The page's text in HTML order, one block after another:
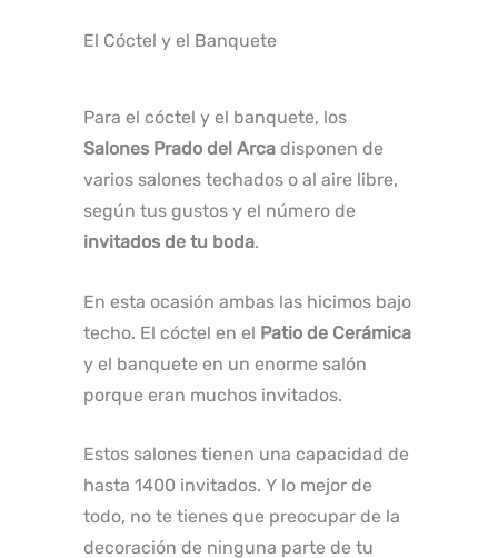
El Cóctel y el Banquete
Para el cóctel y el banquete, los
Salones Prado del Arca disponen de
varios salones techados o al aire libre,
según tus gustos y el número de
invitados de tu boda.
En esta ocasión ambas las hicimos bajo
techo. El cóctel en el Patio de Cerámica
y el banquete en un enorme salón
porque eran muchos invitados.
Estos salones tienen una capacidad de
hasta 1400 invitados. Y lo mejor de
todo, no te tienes que preocupar de la
decoración de ninguna parte de tu